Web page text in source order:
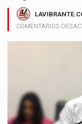
COMENTARIOS